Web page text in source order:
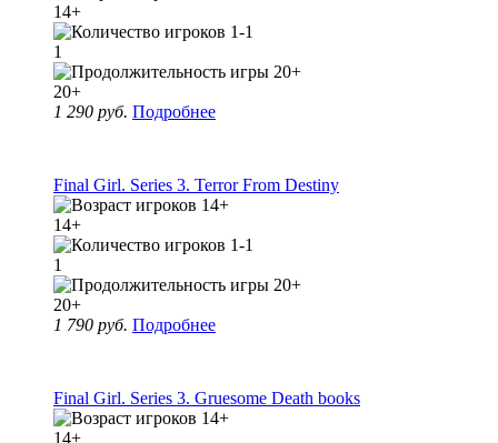
14+
1
20+
1 290 руб. Подробнее
Final Girl. Series 3. Terror From Destiny
14+
1
20+
1 790 руб. Подробнее
Final Girl. Series 3. Gruesome Death books
14+